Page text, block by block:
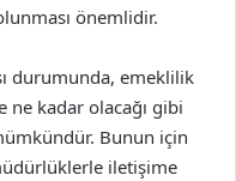
önemlidir.
durumunda, emeklilik
ne kadar olacağı gibi
Bunun için
iletişime